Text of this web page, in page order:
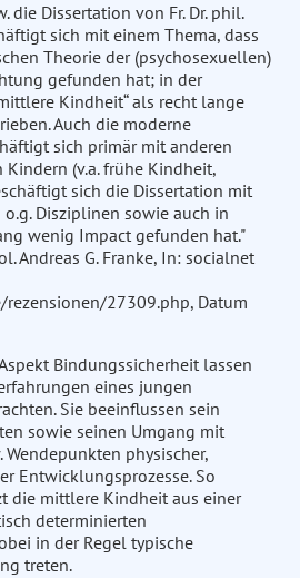
die Dissertation von Fr. Dr. phil.
sich mit einem Thema, dass
Theorie der (psychosexuellen)
gefunden hat; in der
Kindheit“ als recht lange
Auch die moderne
sich primär mit anderen
(v.a. frühe Kindheit,
sich die Dissertation mit
Disziplinen sowie auch in
wenig Impact gefunden hat."
Andreas G. Franke, In: socialnet
27309.php, Datum
Bindungssicherheit lassen
eines jungen
Sie beeinflussen sein
sowie seinen Umgang mit
physischer,
Entwicklungsprozesse. So
die mittlere Kindheit aus einer
determinierten
in der Regel typische
treten.